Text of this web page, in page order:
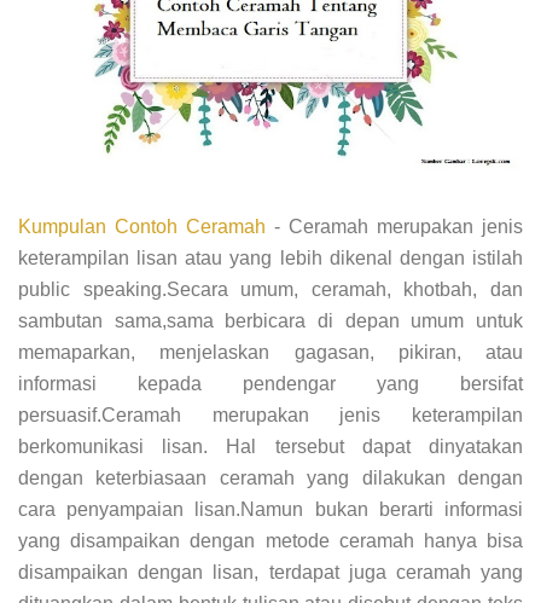
Kumpulan Contoh Ceramah - Ceramah merupakan jenis
keterampilan lisan atau yang lebih dikenal dengan istilah
public speaking.Secara umum, ceramah, khotbah, dan
sambutan sama,sama berbicara di depan umum untuk
memaparkan, menjelaskan gagasan, pikiran, atau
informasi kepada pendengar yang bersifat
persuasif.Ceramah merupakan jenis keterampilan
berkomunikasi lisan. Hal tersebut dapat dinyatakan
dengan keterbiasaan ceramah yang dilakukan dengan
cara penyampaian lisan.Namun bukan berarti informasi
yang disampaikan dengan metode ceramah hanya bisa
disampaikan dengan lisan, terdapat juga ceramah yang